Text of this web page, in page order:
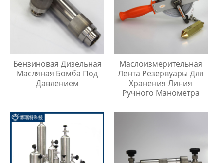
Бензиновая Дизельная
Масляная Бомба Под
Давлением
Маслоизмерительная
Лента Резервуары Для
Хранения Линия
Ручного Манометра